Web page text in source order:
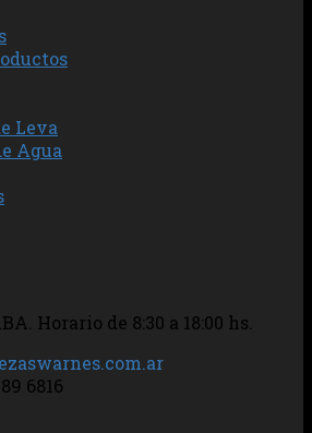
Leva
Agua
Horario de 8:30 a 18:00 hs.
6816